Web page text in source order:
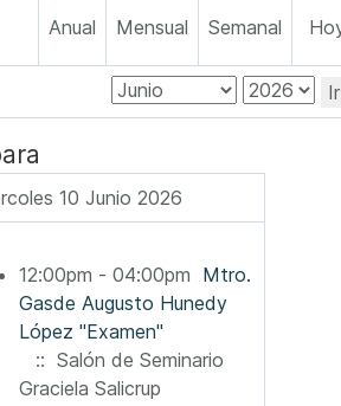
Anual Mensual Semanal
10 Junio 2026
12:00pm - 04:00pm Mtro.
Gasde Augusto Hunedy
López "Examen"
:: Salón de Seminario
Graciela Salicrup